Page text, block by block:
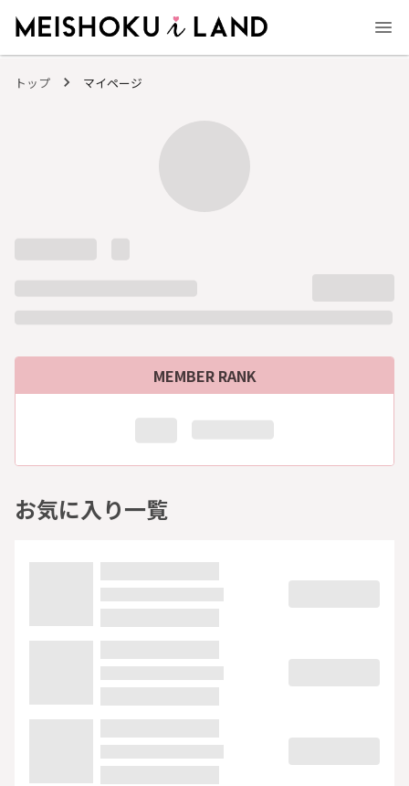
トップ マイページ
MEMBER RANK
お気に入り一覧